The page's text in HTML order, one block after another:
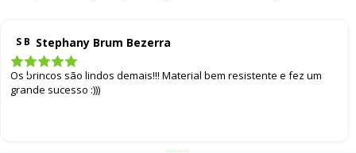
S B Stephany Brum Bezerra
Os brincos são lindos demais!!! Material bem resistente e fez um
grande sucesso :)))